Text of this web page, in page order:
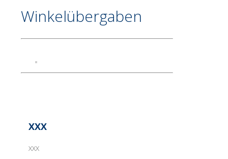
Winkelübergaben
XXX
XXX